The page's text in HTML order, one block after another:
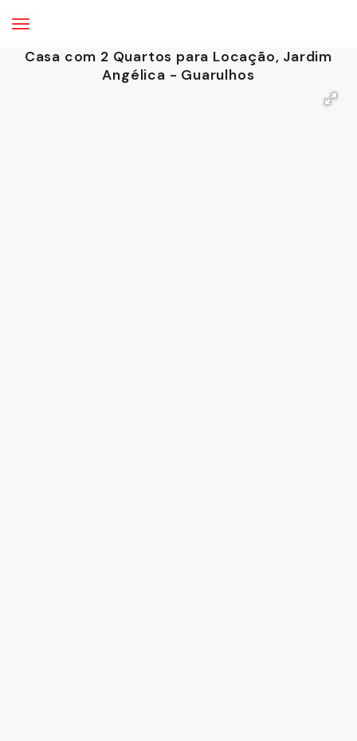
Casa com 2 Quartos para Locação, Jardim
Angélica - Guarulhos